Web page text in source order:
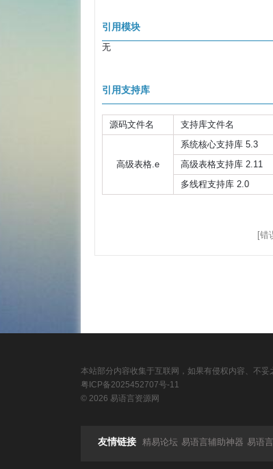
引用模块
无
引用支持库
源码文件名 支持库文件名
高级表格.e
系统核心支持库 5.3
高级表格支持库 2.11
多线程支持库 2.0
[错
本站部分内容收集于互联网，如果有侵权内容、不
粤ICP备2025452707号-11
© 2026 易语言资源网
友情链接 精易论坛 易语言辅助神器 易语